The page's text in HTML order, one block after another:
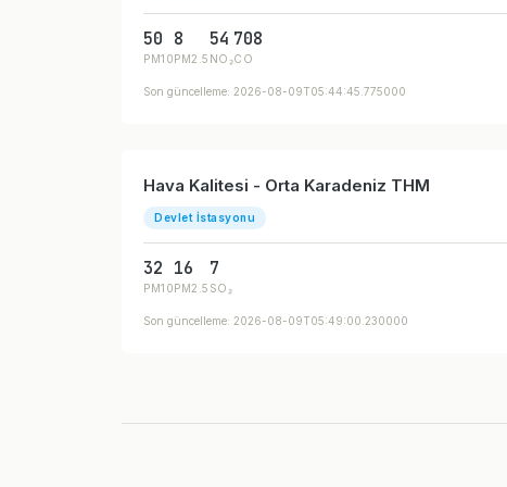
50
PM10
8
PM2.5
54
NO₂
708
CO
Son güncelleme: 2026-08-09T05:44:45.775000
Hava Kalitesi - Orta Karadeniz THM
Devlet İstasyonu
32
PM10
16
PM2.5
7
SO₂
Son güncelleme: 2026-08-09T05:49:00.230000